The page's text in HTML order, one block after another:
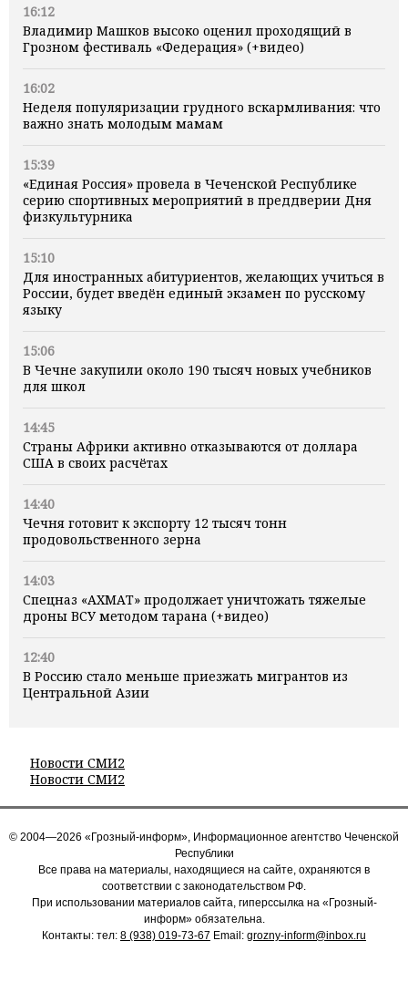
16:12
Владимир Машков высоко оценил проходящий в
Грозном фестиваль «Федерация» (+видео)
16:02
Неделя популяризации грудного вскармливания: что
важно знать молодым мамам
15:39
«Единая Россия» провела в Чеченской Республике
серию спортивных мероприятий в преддверии Дня
физкультурника
15:10
Для иностранных абитуриентов, желающих учиться в
России, будет введён единый экзамен по русскому
языку
15:06
В Чечне закупили около 190 тысяч новых учебников
для школ
14:45
Страны Африки активно отказываются от доллара
США в своих расчётах
14:40
Чечня готовит к экспорту 12 тысяч тонн
продовольственного зерна
14:03
Спецназ «АХМАТ» продолжает уничтожать тяжелые
дроны ВСУ методом тарана (+видео)
12:40
В Россию стало меньше приезжать мигрантов из
Центральной Азии
Новости СМИ2
Новости СМИ2
© 2004—2026 «Грозный-информ», Информационное агентство Чеченской
Республики
Все права на материалы, находящиеся на сайте, охраняются в
соответствии с законодательством РФ.
При использовании материалов сайта, гиперссылка на «Грозный-
информ» обязательна.
Контакты: тел: 8 (938) 019-73-67 Email: grozny-inform@inbox.ru